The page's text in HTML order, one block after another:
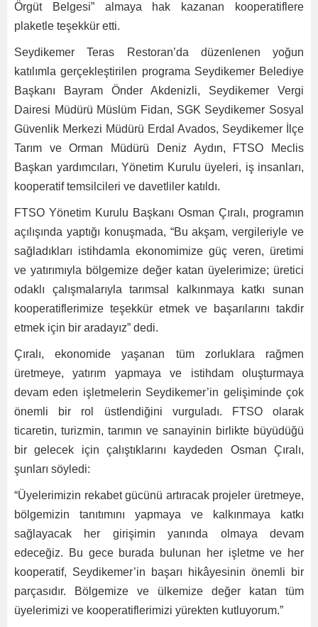
Örgüt Belgesi” almaya hak kazanan kooperatiflere
plaketle teşekkür etti.
Seydikemer Teras Restoran’da düzenlenen yoğun
katılımla gerçekleştirilen programa Seydikemer Belediye
Başkanı Bayram Önder Akdenizli, Seydikemer Vergi
Dairesi Müdürü Müslüm Fidan, SGK Seydikemer Sosyal
Güvenlik Merkezi Müdürü Erdal Avados, Seydikemer İlçe
Tarım ve Orman Müdürü Deniz Aydın, FTSO Meclis
Başkan yardımcıları, Yönetim Kurulu üyeleri, iş insanları,
kooperatif temsilcileri ve davetliler katıldı.
FTSO Yönetim Kurulu Başkanı Osman Çıralı, programın
açılışında yaptığı konuşmada, “Bu akşam, vergileriyle ve
sağladıkları istihdamla ekonomimize güç veren, üretimi
ve yatırımıyla bölgemize değer katan üyelerimize; üretici
odaklı çalışmalarıyla tarımsal kalkınmaya katkı sunan
kooperatiflerimize teşekkür etmek ve başarılarını takdir
etmek için bir aradayız” dedi.
Çıralı, ekonomide yaşanan tüm zorluklara rağmen
üretmeye, yatırım yapmaya ve istihdam oluşturmaya
devam eden işletmelerin Seydikemer’in gelişiminde çok
önemli bir rol üstlendiğini vurguladı. FTSO olarak
ticaretin, turizmin, tarımın ve sanayinin birlikte büyüdüğü
bir gelecek için çalıştıklarını kaydeden Osman Çıralı,
şunları söyledi:
“Üyelerimizin rekabet gücünü artıracak projeler üretmeye,
bölgemizin tanıtımını yapmaya ve kalkınmaya katkı
sağlayacak her girişimin yanında olmaya devam
edeceğiz. Bu gece burada bulunan her işletme ve her
kooperatif, Seydikemer’in başarı hikâyesinin önemli bir
parçasıdır. Bölgemize ve ülkemize değer katan tüm
üyelerimizi ve kooperatiflerimizi yürekten kutluyorum.”